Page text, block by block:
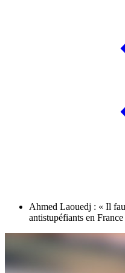
Ahmed Laouedj : « Il
antistupéfiants en France